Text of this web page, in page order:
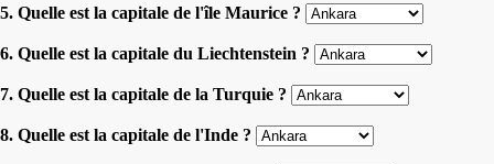
5. Quelle est la capitale de l'île Maurice ?
6. Quelle est la capitale du Liechtenstein ?
7. Quelle est la capitale de la Turquie ?
8. Quelle est la capitale de l'Inde ?